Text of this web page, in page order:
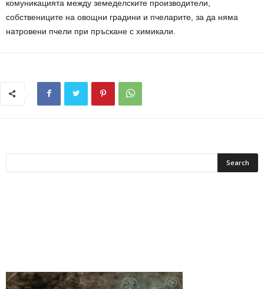
комуникацията между земеделските производители,
собствениците на овощни градини и пчеларите, за да няма
натровени пчели при пръскане с химикали.